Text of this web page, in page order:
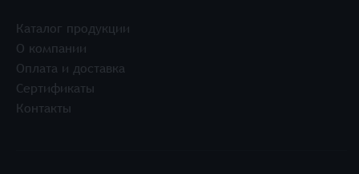
Каталог продукции
О компании
Оплата и доставка
Сертификаты
Контакты